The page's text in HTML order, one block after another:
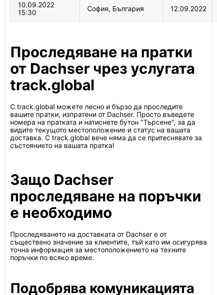
10.09.2022
15:30
София, България 12.09.2022
Проследяване на пратки
от Dachser чрез услугата
track.global
С track.global можете лесно и бързо да проследите
вашите пратки, изпратени от Dachser. Просто въведете
номера на пратката и натиснете бутон "Търсене", за да
видите текущото местоположение и статус на вашата
доставка. С track.global вече няма да се притеснявате за
състоянието на вашата пратка!
Защо Dachser
проследяване на поръчки
е необходимо
Проследяването на доставката от Dachser е от
съществено значение за клиентите, тъй като им осигурява
точна информация за местоположението на техните
поръчки по всяко време.
Подобрява комуникацията